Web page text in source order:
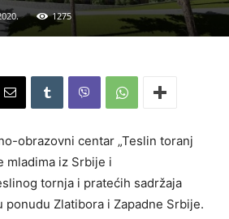
1275
obrazovni centar „Teslin toranj
mladima iz Srbije i
tornja i pratećih sadržaja
Zlatibora i Zapadne Srbije.